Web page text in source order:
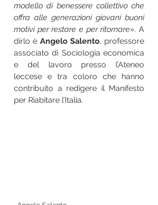
modello di benessere collettivo che
offra alle generazioni giovani buoni
motivi per restare e per ritornare». A
dirlo è Angelo Salento, professore
associato di Sociologia economica
e del lavoro presso l’Ateneo
leccese e tra coloro che hanno
contribuito a redigere il Manifesto
per Riabitare l’Italia.